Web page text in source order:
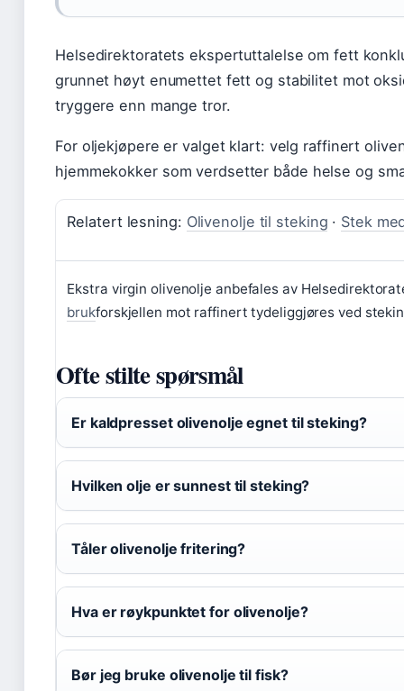
Helsedirektoratets ekspertuttalelse om fett
grunnet høyt enumettet fett og stabilitet mot
tryggere enn mange tror.
For oljekjøpere er valget klart: velg raffinert
hjemmekokker som verdsetter både helse og
Relatert lesning: Olivenolje til steking · Stek
Ekstra virgin olivenolje anbefales av
brukforskjellen mot raffinert tydeliggjøres ved
Ofte stilte spørsmål
Er kaldpresset olivenolje egnet til steking?
Hvilken olje er sunnest til steking?
Tåler olivenolje fritering?
Hva er røykpunktet for olivenolje?
Bør jeg bruke olivenolje til fisk?